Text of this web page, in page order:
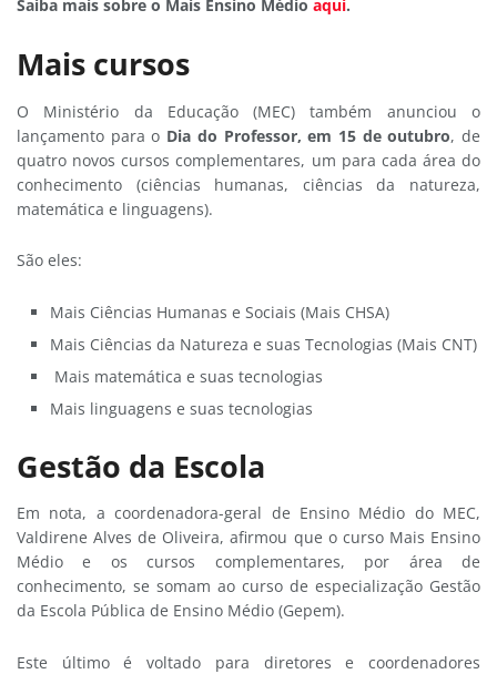
Saiba mais sobre o Mais Ensino Médio aqui.
Mais cursos
O Ministério da Educação (MEC) também anunciou o
lançamento para o Dia do Professor, em 15 de outubro, de
quatro novos cursos complementares, um para cada área do
conhecimento (ciências humanas, ciências da natureza,
matemática e linguagens).
São eles:
Mais Ciências Humanas e Sociais (Mais CHSA)
Mais Ciências da Natureza e suas Tecnologias (Mais CNT)
Mais matemática e suas tecnologias
Mais linguagens e suas tecnologias
Gestão da Escola
Em nota, a coordenadora-geral de Ensino Médio do MEC,
Valdirene Alves de Oliveira, afirmou que o curso Mais Ensino
Médio e os cursos complementares, por área de
conhecimento, se somam ao curso de especialização Gestão
da Escola Pública de Ensino Médio (Gepem).
Este último é voltado para diretores e coordenadores